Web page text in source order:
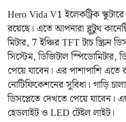
Hero Vida V1 ইলেকট্রিক
রয়েছে। এতে আপনারা ব্লুটুথ
মিটার, 7 ইঞ্চির TFT টাচ স্ক্রিন
সিস্টেম, ডিজিটাল স্পিডোমিটার,
পেয়ে যাবেন। এর পাশাপাশি এতে
নোটিফিকেশনের সুবিধা। গাড়ি
ডিসপ্লেতে দেখতে পেয়ে যাবেন।
হেডলাইট ও LED টেইল লাইট।